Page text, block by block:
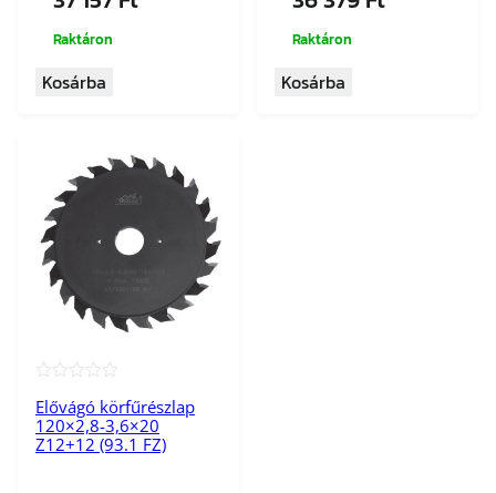
Raktáron
Kosárba
Raktáron
Kosárba
Elővágó körfűrészlap
120×2,8-3,6×20
Z12+12 (93.1 FZ)